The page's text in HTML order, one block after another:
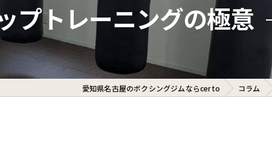
プトレーニングの極意
愛知県名古屋のボクシングジムならcerto コラム